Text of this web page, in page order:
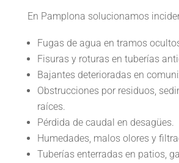
En Pamplona solucionamos
Fugas de agua en tramos
Fisuras y roturas en tuberías
Bajantes deterioradas en
Obstrucciones por residuos,
raíces.
Pérdida de caudal en desagües.
Humedades, malos olores y
Tuberías enterradas en patios,